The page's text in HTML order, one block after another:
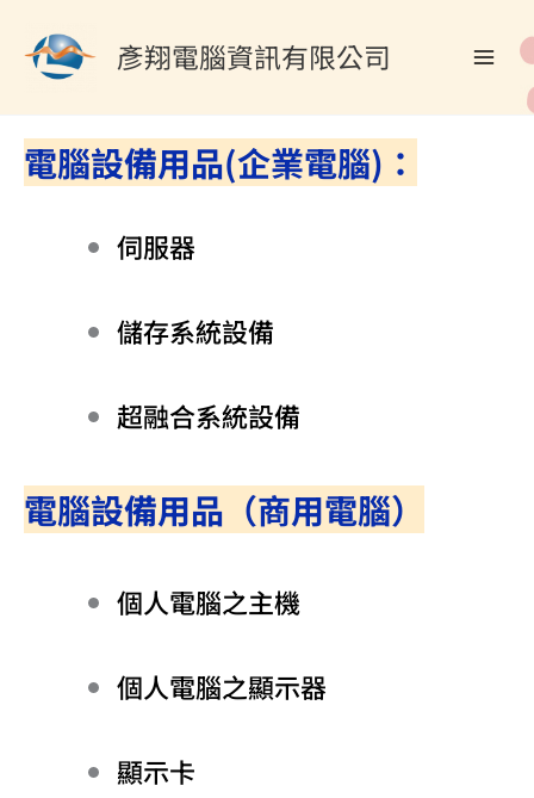
彥翔電腦資訊有限公司
電腦設備用品(企業電腦)：
伺服器
儲存系統設備
超融合系統設備
電腦設備用品（商用電腦）
個人電腦之主機
個人電腦之顯示器
顯示卡